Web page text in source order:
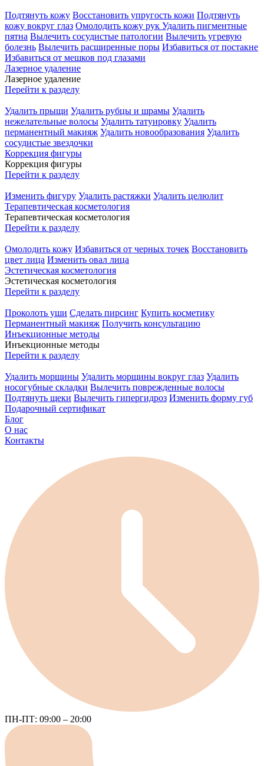
Подтянуть кожу Восстановить упругость кожи Подтянуть
кожу вокруг глаз Омолодить кожу рук Удалить пигментные
пятна Вылечить сосудистые патологии Вылечить угревую
болезнь Вылечить расширенные поры Избавиться от постакне
Избавиться от мешков под глазами
Лазерное удаление
Лазерное удаление
Перейти к разделу
Удалить прыщи Удалить рубцы и шрамы Удалить
нежелательные волосы Удалить татуировку Удалить
перманентный макияж Удалить новообразования Удалить
сосудистые звездочки
Коррекция фигуры
Коррекция фигуры
Перейти к разделу
Изменить фигуру Удалить растяжки Удалить целюлит
Терапевтическая косметология
Терапевтическая косметология
Перейти к разделу
Омолодить кожу Избавиться от черных точек Восстановить
цвет лица Изменить овал лица
Эстетическая косметология
Эстетическая косметология
Перейти к разделу
Проколоть уши Сделать пирсинг Купить косметику
Перманентный макияж Получить консультацию
Инъекционные методы
Инъекционные методы
Перейти к разделу
Удалить морщины Удалить морщины вокруг глаз Удалить
носогубные складки Вылечить поврежденные волосы
Подтянуть щеки Вылечить гипергидроз Изменить форму губ
Подарочный сертификат
Блог
О нас
Контакты
ПН-ПТ: 09:00 – 20:00